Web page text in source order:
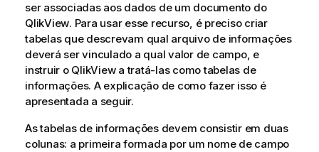
ser associadas aos dados de um documento do
QlikView. Para usar esse recurso, é preciso criar
tabelas que descrevam qual arquivo de informações
deverá ser vinculado a qual valor de campo, e
instruir o QlikViewa tratá-las como tabelas de
informações. A explicação de como fazer isso é
apresentada a seguir.
As tabelas de informações devem consistir em duas
colunas: a primeira formada por um nome de campo